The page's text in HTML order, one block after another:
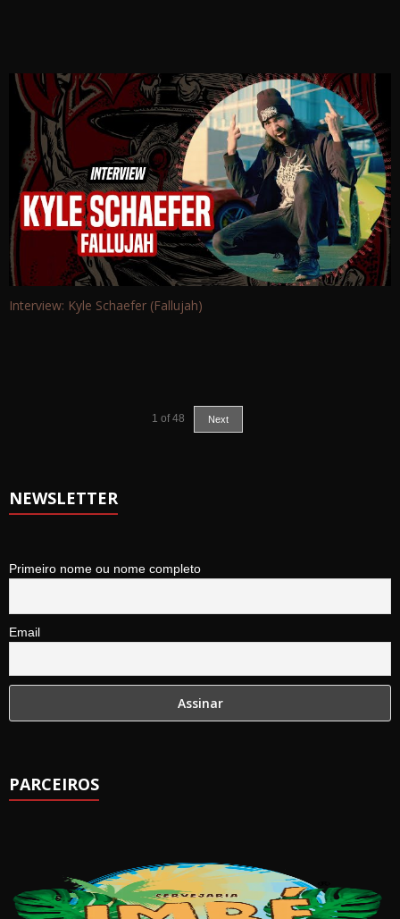
Interview: Kyle Schaefer (Fallujah)
1 of 48 Next
NEWSLETTER
Primeiro nome ou nome completo
Email
PARCEIROS